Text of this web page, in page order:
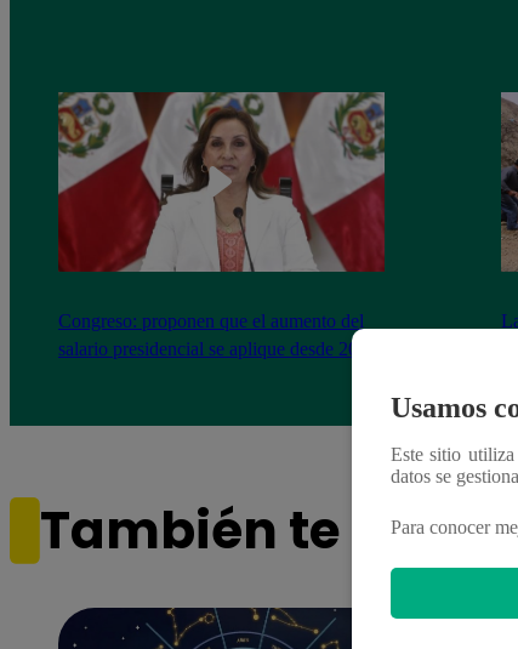
Congreso: proponen que el aumento del
salario presidencial se aplique desde 2026
También te
Usamos
Este sitio
datos se
Para conocer